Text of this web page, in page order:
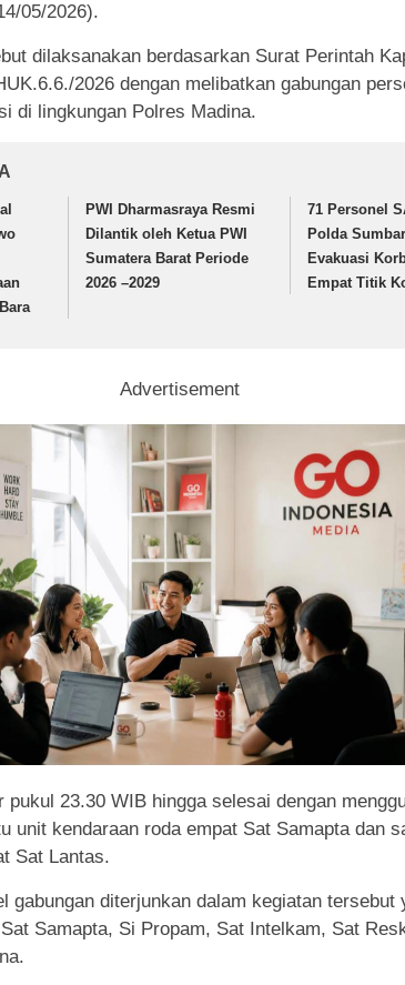
05/2026).
dilaksanakan berdasarkan Surat Perintah
2026 dengan melibatkan gabungan
di lingkungan Polres Madina.
PWI Dharmasraya Resmi
Dilantik oleh Ketua PWI
Sumatera Barat Periode
2026 –2029
71 Personel
Polda
Evakuasi
Empat Titik
Advertisement
23.30 WIB hingga selesai dengan
unit kendaraan roda empat Sat Samapta dan
Sat Lantas.
gabungan diterjunkan dalam kegiatan tersebut
Samapta, Si Propam, Sat Intelkam, Sat